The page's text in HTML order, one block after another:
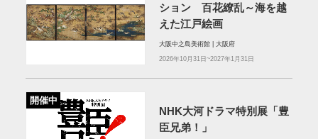
ション 百花繚乱～海を越
えた江戸絵画
大阪中之島美術館 | 大阪府
2026年10月31日~2027年1月31日
開催中
NHK大河ドラマ特別展「豊
臣兄弟！」